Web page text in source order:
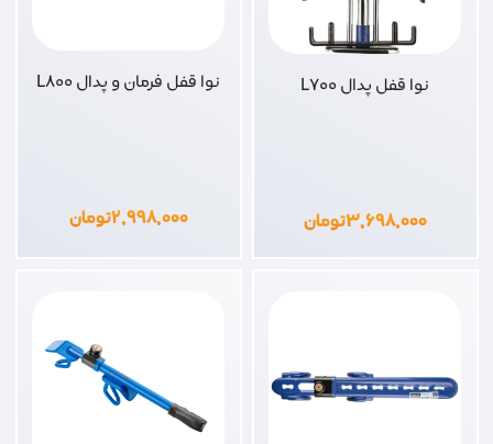
نوا قفل پدال L700
۳,۶۹۸,۰۰۰تومان
نوا قفل فرمان و پدال L800
۲,۹۹۸,۰۰۰تومان